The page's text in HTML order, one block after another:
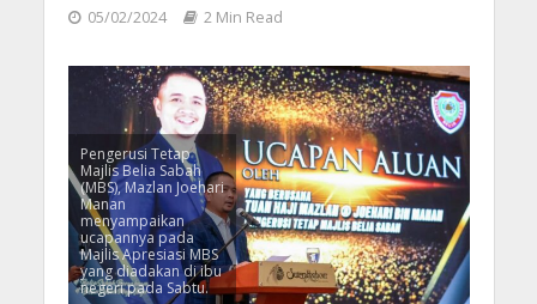
05/02/2024 2 Min Read
Pengerusi Tetap
Majlis Belia Sabah
(MBS), Mazlan Joehari
Manan
menyampaikan
ucapannya pada
Majlis Apresiasi MBS
yang diadakan di ibu
negeri pada Sabtu.